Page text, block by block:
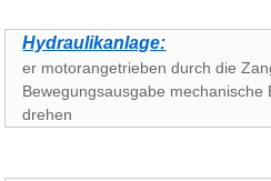
Hydraulikanlage:
er motorangetrieben durch die
Bewegungsausgabe
drehen